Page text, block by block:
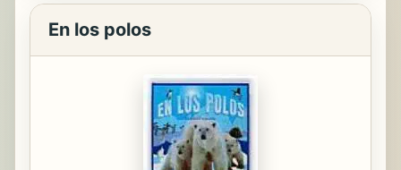
En los polos